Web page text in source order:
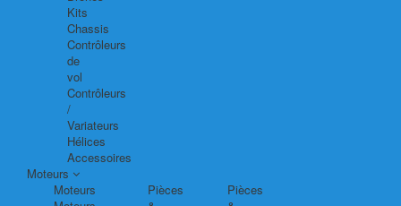
Kits
Chassis
Contrôleurs
de
vol
Contrôleurs
/
Variateurs
Hélices
Accessoires
Moteurs
Moteurs
Pièces
Pièces